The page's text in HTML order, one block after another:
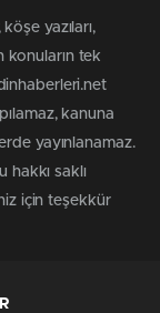
yazıları,
konuların tek
kanuna
yayınlanamaz.
hakkı saklı
için teşekkür